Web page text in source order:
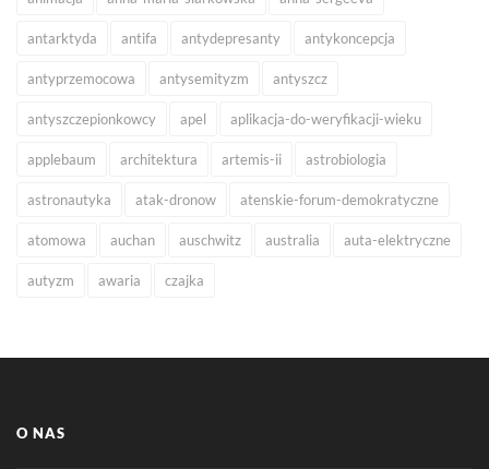
antarktyda antifa antydepresanty antykoncepcja
antyprzemocowa antysemityzm antyszcz
antyszczepionkowcy apel aplikacja-do-weryfikacji-wieku
applebaum architektura artemis-ii astrobiologia
astronautyka atak-dronow atenskie-forum-demokratyczne
atomowa auchan auschwitz australia auta-elektryczne
autyzm awaria czajka
O NAS